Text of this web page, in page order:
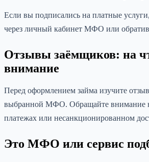
Если вы подписались на платные
через личный кабинет МФО или
Отзывы заёмщиков: на
внимание
Перед оформлением займа изучите
выбранной МФО. Обращайте внимание
платежах или несанкционированном
Это МФО или сервис